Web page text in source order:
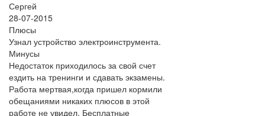
Сергей
28-07-2015
Плюсы
Узнал устройство электроинструмента.
Минусы
Недостаток приходилось за свой счет
ездить на тренинги и сдавать экзамены.
Работа мертвая,когда пришел кормили
обещаниями никаких плюсов в этой
работе не увидел. Бесплатные